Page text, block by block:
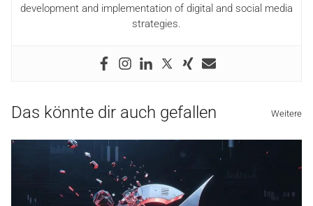
development and implementation of digital and social media
strategies.
Das könnte dir auch gefallen Weitere